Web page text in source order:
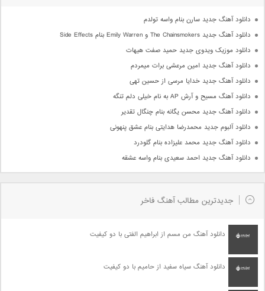
دانلود آهنگ جدید سارن بنام واسه تولدم
دانلود آهنگ جدید The Chainsmokers و Emily Warren بنام Side Effects
دانلود موزیک ویدوی جدید حمید صفت هیهات
دانلود آهنگ جدید امین مرعشی برات میمردم
دانلود آهنگ جدید خدایا مرسی از حسین تهی
دانلود آهنگ مسیح و آرش AP به نام خیلی دلم تنگه
دانلود آهنگ جدید محسن یگانه بنام چنگال تقدیر
دانلود آلبوم جدید محمدرضا هدایتی بنام عشق پنهونی
دانلود آهنگ جدید محمد علیزاده بنام گلودرد
دانلود آهنگ جدید احمد سعیدی بنام واسه عشقه
جدیدترین مطالب آهنگ فاخر
دانلود آهنگ من مسم از ابراهیم الفتی با دو کیفیت
دانلود آهنگ سیاه سفید از حامیم با دو کیفیت